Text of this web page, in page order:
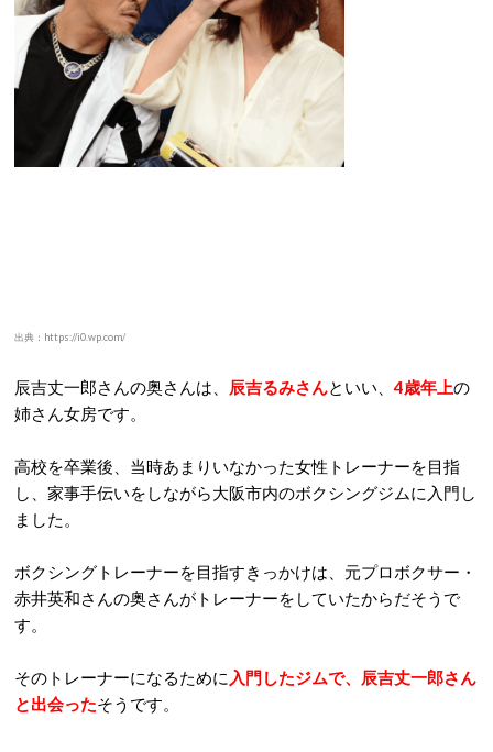
出典：https://i0.wp.com/
辰吉丈一郎さんの奥さんは、 辰吉るみさんといい、4歳年上の
姉さん女房です。
高校を卒業後、当時あまりいなかった女性トレーナーを目指
し、家事手伝いをしながら大阪市内のボクシングジムに入門し
ました。
ボクシングトレーナーを目指すきっかけは、元プロボクサー・
赤井英和さんの奥さんがトレーナーをしていたからだそうで
す。
そのトレーナーになるために 入門したジムで、辰吉丈一郎さん
と出会ったそうです。